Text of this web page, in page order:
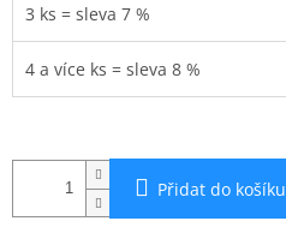
3 ks = sleva 7 %
4 a více ks = sleva 8 %
Přidat do košíku